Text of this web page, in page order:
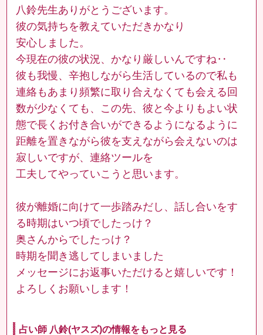
八鈴先生ありがとうございます。
彼の気持ちを教えていただきかなり
安心しました。
今現在の彼の状況、かなり厳しいんですね‥
彼も我慢、辛抱しながら生活しているので私も
連絡もあまり頻繁に取り合えなくても会える回
数が少なくても、この先、彼と今よりもよい状
態で長くお付き合いができるようになるように
距離を置きながら彼を支えながら会えないのは
寂しいですが、連絡ツールを
工夫してやっていこうと思います。
彼が離婚に向けて一歩踏みだし、話し合いをす
る時期はいつ頃でしたっけ？
奥さんからでしたっけ？
時期を聞き逃してしまいました
メッセージにお返事いただけると嬉しいです！
よろしくお願いします！
占い師 八鈴(ヤスズ)の情報をもっと見る